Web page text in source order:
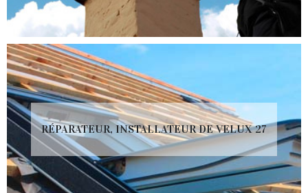
RÉPARATEUR, INSTALLATEUR DE VELUX 27